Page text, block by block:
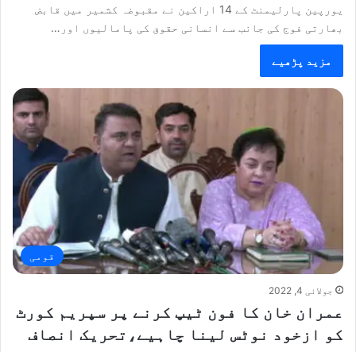
یورپین پارلیمنٹ کے 14 اراکین نے مقبوضہ کشمیر میں قابض
بھارتی فوج کی جانب سے انسانی حقوق کی پامالیوں اور…
مزید پڑھیے
قومی
جولائی 4, 2022
عمران خان کا فون ٹیپ کرنے پر سپریم کورٹ
کو ازخود نوٹس لینا چاہیے،تحریک انصاف